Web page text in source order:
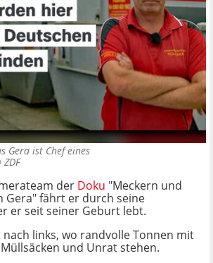
Gera ist Chef eines
ZDF
der Doku "Meckern und
Gera" fährt er durch seine
er seit seiner Geburt lebt.
nach links, wo randvolle Tonnen mit
und Unrat stehen.